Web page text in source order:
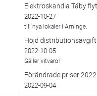
Elektroskandia Täby
2022-10-27
till nya lokaler i Arninge.
Höjd
2022-10-05
Gäller vitvaror
Förändrade priser
2022-09-04